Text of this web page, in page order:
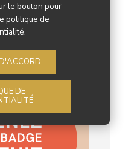
le bouton pour
politique de
DE